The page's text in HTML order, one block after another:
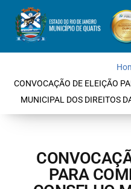
CONVOCAÇÃO DE ELEIÇÃO
MUNICIPAL DOS DIREITOS
PARA